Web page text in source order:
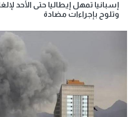
إسبانيا تمهل إيطاليا حتى الأحد
وتلوح بإجراءات مضادة